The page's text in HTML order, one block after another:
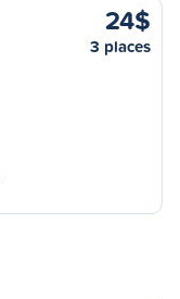
24$
3 places